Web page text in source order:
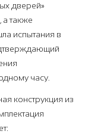
дверей»
также
испытания в
часу.
конструкция из